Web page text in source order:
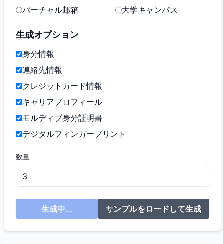
バーチャル邮箱
大学キャンパス
生成オプション
身分情報
連絡先情報
クレジットカード情報
キャリアプロフィール
モルディブ身分証明書
デジタルフィンガープリント
数量
生成中... サンプルをロードして生成